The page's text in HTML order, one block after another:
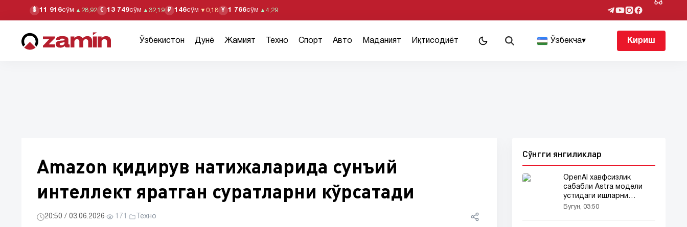
$ 11 916сўм ▲ 28,92 € 13 749сўм ▲ 32,19 ₽ 146сўм ▼ 0,18 ¥ 1 766сўм ▲ 4,29
Ўзбекистон Дунё Жамият Техно Спорт Авто Маданият Иқтисодиёт Ўзбекча▾ Кириш
Amazon қидирув натижаларида сунъий
интеллект яратган суратларни кўрсатади
20:50 / 03.06.2026· 171 · Техно
Сўнгги янгиликлар
OpenAI хавфсизлик
сабабли Astra модели
устидаги ишларни
тўхтатди
Бугун, 03:50